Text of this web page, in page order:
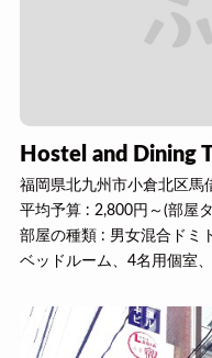
Hostel and Dining
福岡県北九州市小倉北区馬
平均予算 : 2,800円～(部屋
部屋の種類 : 男女混合ドミ
ベッドルーム、4名用個室